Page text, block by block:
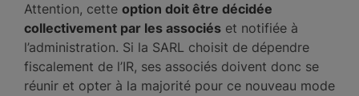
Attention, cette option doit être décidée
collectivement par les associés et notifiée à
l’administration. Si la SARL choisit de dépendre
fiscalement de l’IR, ses associés doivent donc se
réunir et opter à la majorité pour ce nouveau mode